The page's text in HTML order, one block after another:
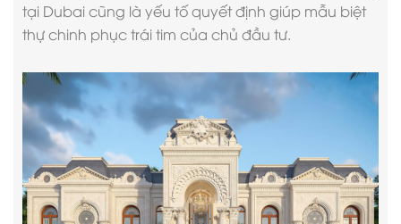
tại Dubai cũng là yếu tố quyết định giúp mẫu biệt
thự chinh phục trái tim của chủ đầu tư.